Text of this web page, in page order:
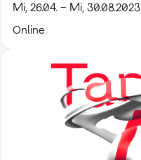
Mi, 26.04. – Mi, 30.08.2023
Online